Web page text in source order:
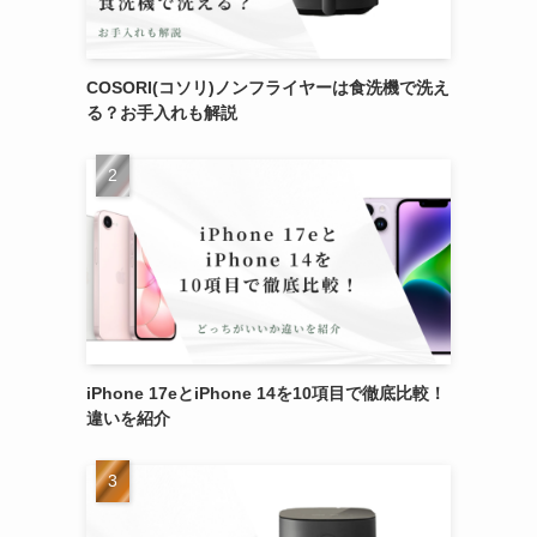
COSORI(コソリ)ノンフライヤーは食洗機で洗え
る？お手入れも解説
iPhone 17eとiPhone 14を10項目で徹底比較！
違いを紹介